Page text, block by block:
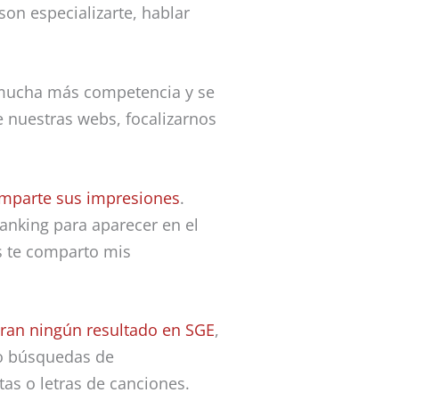
especializarte, hablar
más competencia y se
webs, focalizarnos
sus impresiones.
para aparecer en el
te comparto mis
ningún resultado en SGE,
búsquedas de
o letras de canciones.